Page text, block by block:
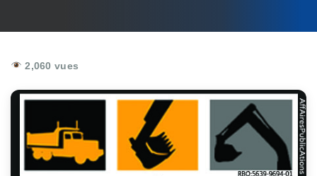
2,060 vues